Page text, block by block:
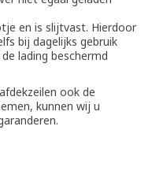
en is slijtvast. Hierdoor
bij dagelijks gebruik
lading beschermd
ook de
kunnen wij u